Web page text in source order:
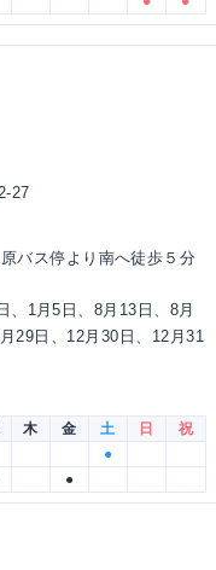
27
バス停より南へ徒歩５分
、1月5日、8月13日、8月
29日、12月30日、12月31
木 金 土 日
祝
●
●